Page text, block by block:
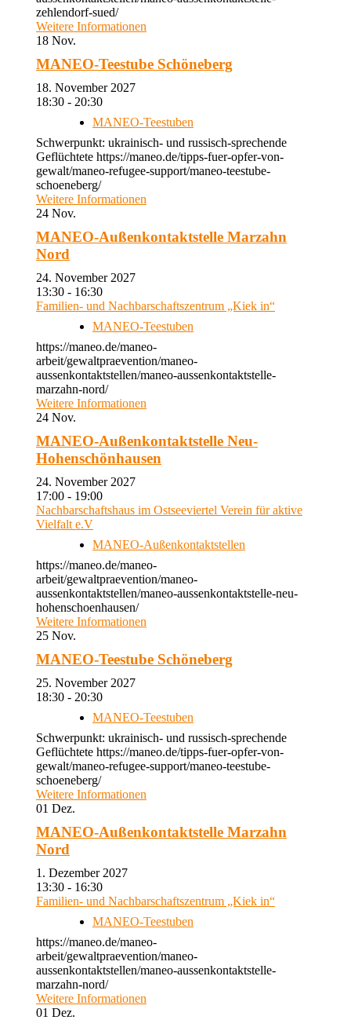
zehlendorf-sued/
Weitere Informationen
18 Nov.
MANEO-Teestube Schöneberg
18. November 2027
18:30 - 20:30
MANEO-Teestuben
Schwerpunkt: ukrainisch- und russisch-sprechende
Geflüchtete https://maneo.de/tipps-fuer-opfer-von-
gewalt/maneo-refugee-support/maneo-teestube-
schoeneberg/
Weitere Informationen
24 Nov.
MANEO-Außenkontaktstelle Marzahn
Nord
24. November 2027
13:30 - 16:30
Familien- und Nachbarschaftszentrum „Kiek in“
MANEO-Teestuben
https://maneo.de/maneo-
arbeit/gewaltpraevention/maneo-
aussenkontaktstellen/maneo-aussenkontaktstelle-
marzahn-nord/
Weitere Informationen
24 Nov.
MANEO-Außenkontaktstelle Neu-
Hohenschönhausen
24. November 2027
17:00 - 19:00
Nachbarschaftshaus im Ostseeviertel Verein für aktive
Vielfalt e.V
MANEO-Außenkontaktstellen
https://maneo.de/maneo-
arbeit/gewaltpraevention/maneo-
aussenkontaktstellen/maneo-aussenkontaktstelle-neu-
hohenschoenhausen/
Weitere Informationen
25 Nov.
MANEO-Teestube Schöneberg
25. November 2027
18:30 - 20:30
MANEO-Teestuben
Schwerpunkt: ukrainisch- und russisch-sprechende
Geflüchtete https://maneo.de/tipps-fuer-opfer-von-
gewalt/maneo-refugee-support/maneo-teestube-
schoeneberg/
Weitere Informationen
01 Dez.
MANEO-Außenkontaktstelle Marzahn
Nord
1. Dezember 2027
13:30 - 16:30
Familien- und Nachbarschaftszentrum „Kiek in“
MANEO-Teestuben
https://maneo.de/maneo-
arbeit/gewaltpraevention/maneo-
aussenkontaktstellen/maneo-aussenkontaktstelle-
marzahn-nord/
Weitere Informationen
01 Dez.